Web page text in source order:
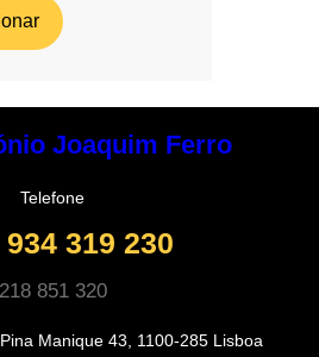
Joaquim Ferro
Telefone
319 230
218 851 320
Manique 43, 1100-285 Lisboa